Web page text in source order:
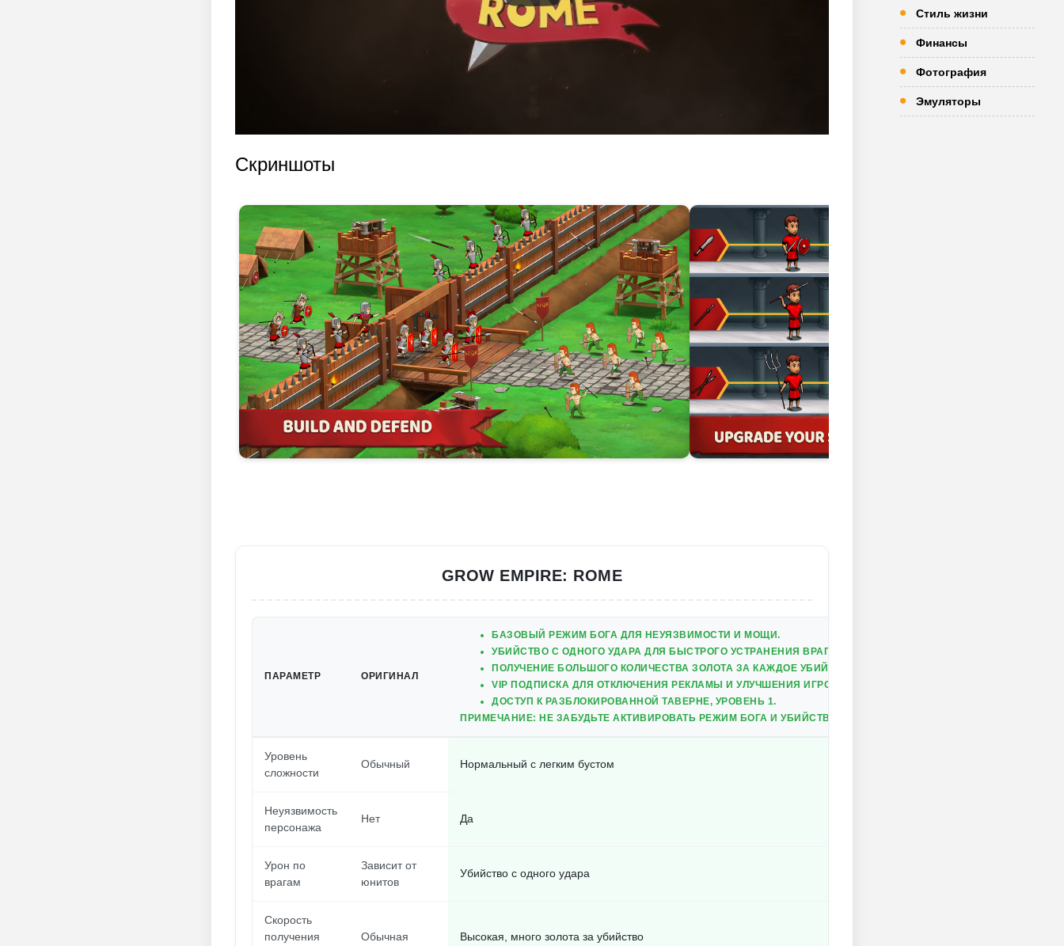
Скриншоты
GROW EMPIRE: ROME
ПАРАМЕТР ОРИГИНАЛ
БАЗОВЫЙ РЕЖИМ БОГА ДЛЯ НЕУЯЗВИМОСТИ И МОЩИ.
УБИЙСТВО С ОДНОГО УДАРА ДЛЯ БЫСТРОГО УСТРАНЕНИЯ ВРАГОВ.
ПОЛУЧЕНИЕ БОЛЬШОГО КОЛИЧЕСТВА ЗОЛОТА ЗА КАЖДОЕ УБИЙСТВО.
VIP ПОДПИСКА ДЛЯ ОТКЛЮЧЕНИЯ РЕКЛАМЫ И УЛУЧШЕНИЯ ИГРОВОГО ПРОЦЕССА.
ДОСТУП К РАЗБЛОКИРОВАННОЙ ТАВЕРНЕ, УРОВЕНЬ 1.
ПРИМЕЧАНИЕ: НЕ ЗАБУДЬТЕ АКТИВИРОВАТЬ РЕЖИМ БОГА И УБИЙСТВО С ОДНОГО УДАРА ПЕРЕД НАЧАЛОМ
Уровень
сложности
Обычный Нормальный с легким бустом
Неуязвимость
персонажа
Нет Да
Урон по
врагам
Зависит от
юнитов
Убийство с одного удара
Скорость
получения
Обычная Высокая, много золота за убийство
Стиль жизни
Финансы
Фотография
Эмуляторы